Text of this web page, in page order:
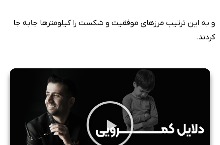
و به این ترتیب مرزهای موفقیت و شکست را کیلومترها جابه جا
کردند.